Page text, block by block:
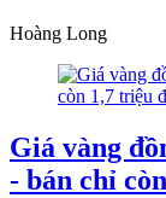
Hoàng Long
Giá vàng
- bán chỉ